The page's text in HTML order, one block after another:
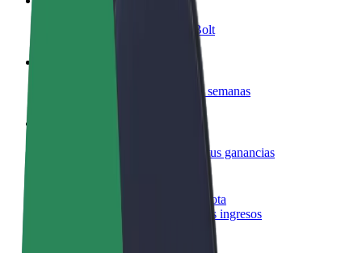
Colaborar como conductor
Gana dinero colaborando con Bolt
Repartí comida y cobrá todas las semanas
Llegá a más clientes y maximizá tus ganancias
Registrarse como propietario de flota
Añadí tu flota a Bolt y potenciá tus ingresos